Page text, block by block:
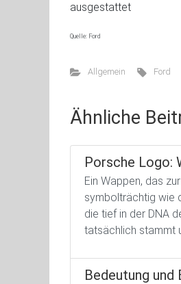
ausgestattet
Quelle: Ford
Allgemein Ford
Ähnliche
Porsche Logo:
Ein Wappen, das
symbolträchtig wie
die tief in der DNA
tatsächlich stammt
Bedeutung und